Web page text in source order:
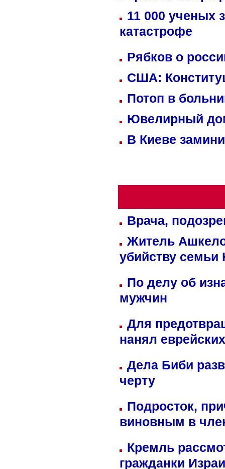
11 000 ученых
катастрофе
Рябков о
США:
Потоп в
Ювелирный
В Киеве
Врача,
Житель
убийству семьи
По делу об
мужчин
Для
нанял
Дела Биби
черту
Подросток,
виновным в
Кремль